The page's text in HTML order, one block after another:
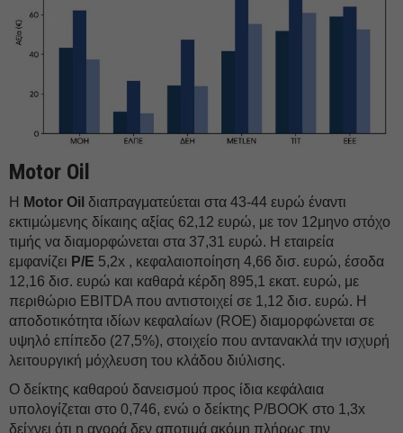
Motor Oil
Η Motor Oil διαπραγματεύεται στα 43-44 ευρώ έναντι
εκτιμώμενης δίκαιης αξίας 62,12 ευρώ, με τον 12μηνο στόχο
τιμής να διαμορφώνεται στα 37,31 ευρώ. Η εταιρεία
εμφανίζει P/E 5,2x , κεφαλαιοποίηση 4,66 δισ. ευρώ, έσοδα
12,16 δισ. ευρώ και καθαρά κέρδη 895,1 εκατ. ευρώ, με
περιθώριο EBITDA που αντιστοιχεί σε 1,12 δισ. ευρώ. Η
αποδοτικότητα ιδίων κεφαλαίων (ROE) διαμορφώνεται σε
υψηλό επίπεδο (27,5%), στοιχείο που αντανακλά την ισχυρή
λειτουργική μόχλευση του κλάδου διύλισης.
Ο δείκτης καθαρού δανεισμού προς ίδια κεφάλαια
υπολογίζεται στο 0,746, ενώ ο δείκτης P/BOOK στο 1,3x
δείχνει ότι η αγορά δεν αποτιμά ακόμη πλήρως την